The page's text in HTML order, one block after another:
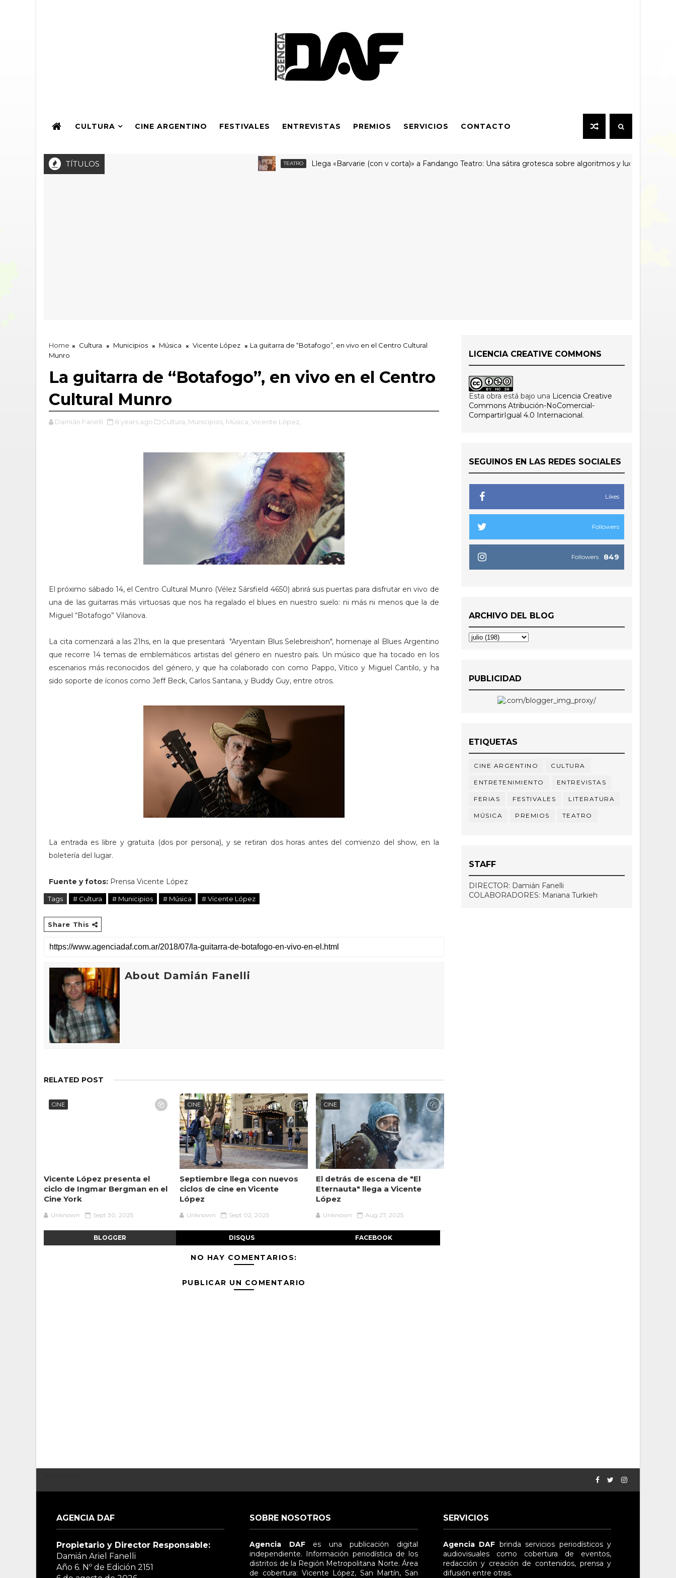
CULTURA CINE ARGENTINO FESTIVALES ENTREVISTAS PREMIOS SERVICIOS CONTACTO
TÍTULOS TEATRO Llega «Barvarie (con v corta)» a Fandango Teatro: Una sátira grotesca sobre algoritmos y lucha generacional
Home Cultura Municipios Música Vicente López
La guitarra de “Botafogo”, en vivo en el Centro Cultural
Munro
La guitarra de “Botafogo”, en vivo en el Centro
Cultural Munro
Damián Fanelli 8 years ago Cultura, Municipios, Música, Vicente López,
El próximo sábado 14, el Centro Cultural Munro (Vélez Sársfield 4650) abrirá sus puertas para disfrutar en vivo de
una de las guitarras más virtuosas que nos ha regalado el blues en nuestro suelo: ni más ni menos que la de
Miguel “Botafogo” Vilanova.
La cita comenzará a las 21hs, en la que presentará "Aryentain Blus Selebreishon", homenaje al Blues Argentino
que recorre 14 temas de emblemáticos artistas del género en nuestro país. Un músico que ha tocado en los
escenarios más reconocidos del género, y que ha colaborado con como Pappo, Vitico y Miguel Cantilo, y ha
sido soporte de íconos como Jeff Beck, Carlos Santana, y Buddy Guy, entre otros.
La entrada es libre y gratuita (dos por persona), y se retiran dos horas antes del comienzo del show, en la
boletería del lugar.
Fuente y fotos: Prensa Vicente López
Tags # Cultura # Municipios # Música # Vicente López
Share This
About Damián Fanelli
RELATED POST
CINE
Vicente López presenta el
ciclo de Ingmar Bergman en el
Cine York
Unknown Sept 30, 2025
CINE
Septiembre llega con nuevos
ciclos de cine en Vicente
López
Unknown Sept 02, 2025
CINE
El detrás de escena de "El
Eternauta" llega a Vicente
López
Unknown Aug 27, 2025
BLOGGER DISQUS FACEBOOK
NO HAY COMENTARIOS:
PUBLICAR UN COMENTARIO
LICENCIA CREATIVE COMMONS
Esta obra está bajo una Licencia Creative
Commons Atribución-NoComercial-
CompartirIgual 4.0 Internacional.
SEGUINOS EN LAS REDES SOCIALES
Likes
Followers
849
Followers
ARCHIVO DEL BLOG
PUBLICIDAD
ETIQUETAS
CINE ARGENTINO CULTURA
ENTRETENIMIENTO ENTREVISTAS
FERIAS FESTIVALES LITERATURA
MÚSICA PREMIOS TEATRO
STAFF
DIRECTOR: Damián Fanelli
COLABORADORES: Mariana Turkieh
AGENCIA DAF
Propietario y Director Responsable:
Damián Ariel Fanelli
Año 6. Nº de Edición 2151
SOBRE NOSOTROS
Agencia DAF es una publicación digital
independiente. Información periodística de los
distritos de la Región Metropolitana Norte. Área
de cobertura: Vicente López, San Martín, San
SERVICIOS
Agencia DAF brinda servicios periodísticos y
audiovisualescomo cobertura de eventos,
redacción y creación de contenidos, prensa y
difusión entre otras.